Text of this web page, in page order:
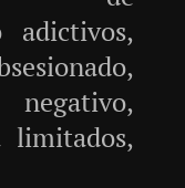
adictivos,
limitados,